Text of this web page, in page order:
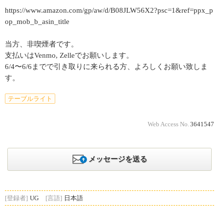
https://www.amazon.com/gp/aw/d/B08JLW56X2?psc=1&ref=ppx_p
op_mob_b_asin_title
当方、非喫煙者です。
支払いはVenmo, Zelleでお願いします。
6/4〜6/6までで引き取りに来られる方、よろしくお願い致しま
す。
テーブルライト
Web Access No. 3641547
メッセージを送る
[登録者] UG [言語] 日本語